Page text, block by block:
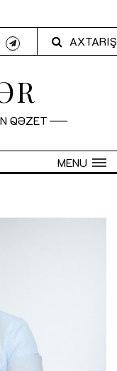
AXTARIŞ
QƏZET
MENU